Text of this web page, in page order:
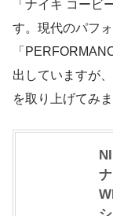
「ナイキ コービ
す。現代のパフ
「
出していますが
を取り上げてみま